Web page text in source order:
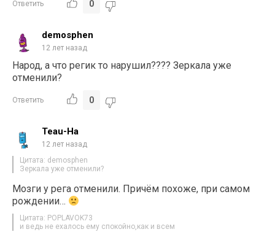
Ответить 0
demosphen
12 лет назад
Народ, а что регик то нарушил???? Зеркала уже
отменили?
Ответить 0
Teau-Ha
12 лет назад
Цитата: demosphen
Зеркала уже отменили?
Мозги у рега отменили. Причём похоже, при самом
рождении…
Цитата: POPLAVOK73
и ведь не ехалось ему спокойно,как и всем